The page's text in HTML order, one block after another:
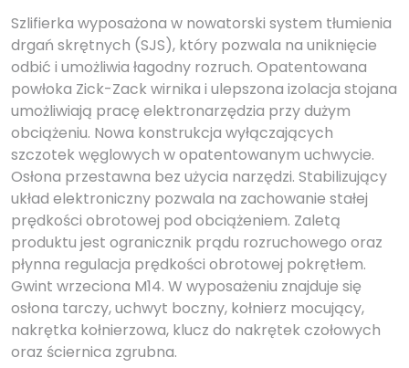
Szlifierka wyposażona w nowatorski system tłumienia
drgań skrętnych (SJS), który pozwala na uniknięcie
odbić i umożliwia łagodny rozruch. Opatentowana
powłoka Zick-Zack wirnika i ulepszona izolacja stojana
umożliwiają pracę elektronarzędzia przy dużym
obciążeniu. Nowa konstrukcja wyłączających
szczotek węglowych w opatentowanym uchwycie.
Osłona przestawna bez użycia narzędzi. Stabilizujący
układ elektroniczny pozwala na zachowanie stałej
prędkości obrotowej pod obciążeniem. Zaletą
produktu jest ogranicznik prądu rozruchowego oraz
płynna regulacja prędkości obrotowej pokrętłem.
Gwint wrzeciona M14. W wyposażeniu znajduje się
osłona tarczy, uchwyt boczny, kołnierz mocujący,
nakrętka kołnierzowa, klucz do nakrętek czołowych
oraz ściernica zgrubna.